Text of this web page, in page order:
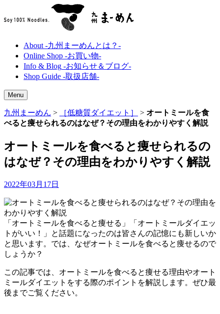
About -九州まーめんとは？-
Online Shop -お買い物-
Info & Blog -お知らせ＆ブログ-
Shop Guide -取扱店舗-
Menu
九州まーめん > ［低糖質ダイエット］ > オートミールを食
べると痩せられるのはなぜ？その理由をわかりやすく解説
オートミールを食べると痩せられるの
はなぜ？その理由をわかりやすく解説
2022年03月17日
「オートミールを食べると痩せる」「オートミールダイエッ
トがいい！」と話題になったのは皆さんの記憶にも新しいか
と思います。では、なぜオートミールを食べると痩せるので
しょうか？
この記事では、オートミールを食べると痩せる理由やオート
ミールダイエットをする際のポイントを解説します。ぜひ最
後までご覧ください。